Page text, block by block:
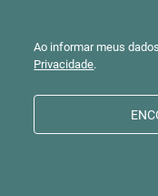
Ao informar meus
Privacidade.